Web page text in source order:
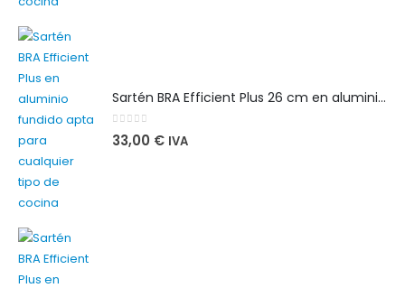
Sartén BRA Efficient Plus 26 cm en aluminio fundido apta para cualquier tipo de cocina
0out of 5
33,00 € IVA